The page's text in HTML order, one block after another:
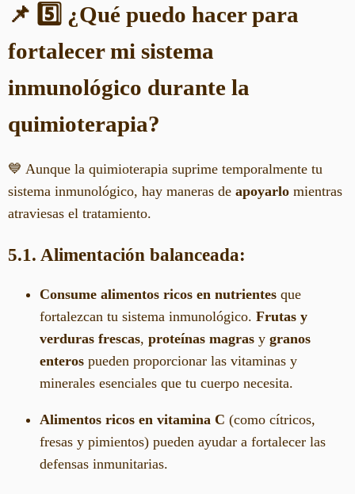
📌 5️⃣ ¿Qué puedo hacer para
fortalecer mi sistema
inmunológico durante la
quimioterapia?
💙 Aunque la quimioterapia suprime temporalmente tu
sistema inmunológico, hay maneras de apoyarlo mientras
atraviesas el tratamiento.
5.1. Alimentación balanceada:
Consume alimentos ricos en nutrientes que
fortalezcan tu sistema inmunológico. Frutas y
verduras frescas, proteínas magras y granos
enteros pueden proporcionar las vitaminas y
minerales esenciales que tu cuerpo necesita.
Alimentos ricos en vitamina C (como cítricos,
fresas y pimientos) pueden ayudar a fortalecer las
defensas inmunitarias.